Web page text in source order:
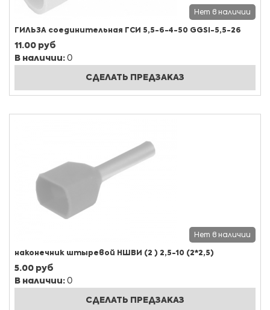
Нет в наличии
ГИЛЬЗА соединительная ГСИ 5,5-6-4-50 GGSI-5,5-26
11.00 руб
В наличии: 0
СДЕЛАТЬ ПРЕДЗАКАЗ
Нет в наличии
наконечник штыревой НШВИ (2 ) 2,5-10 (2*2,5)
5.00 руб
В наличии: 0
СДЕЛАТЬ ПРЕДЗАКАЗ